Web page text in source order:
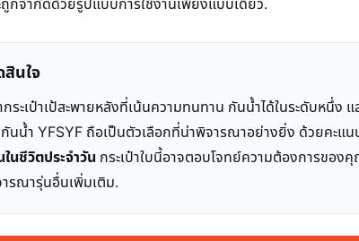
นใจ
ะเป๋าเป้สะพายหลังที่เน้นความทนทาน กันน้ำได้ในระดับหนึ่ง
กันน้ำ YFSYF ถือเป็นตัวเลือกที่น่าพิจารณาอย่างยิ่ง ด้วยคะ
นชีวิตประจำวัน กระเป๋าใบนี้อาจตอบโจทย์ความต้องการของ
รณารุ่นอื่นเพิ่มเติม.